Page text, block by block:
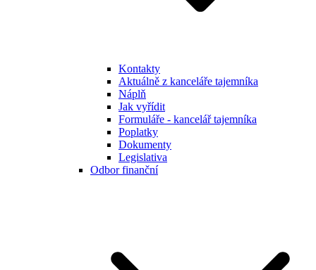
Kontakty
Aktuálně z kanceláře tajemníka
Náplň
Jak vyřídit
Formuláře - kancelář tajemníka
Poplatky
Dokumenty
Legislativa
Odbor finanční